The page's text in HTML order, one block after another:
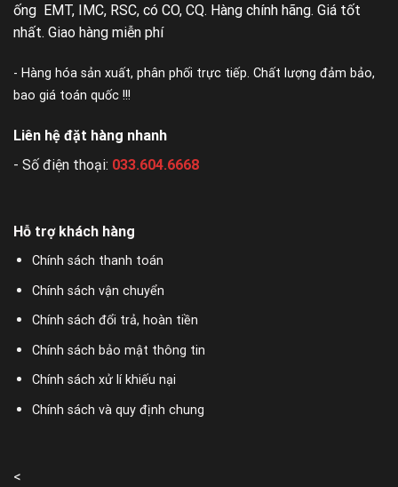
ống EMT, IMC, RSC, có CO, CQ. Hàng chính hãng. Giá tốt
nhất. Giao hàng miễn phí
- Hàng hóa sản xuất, phân phối trực tiếp. Chất lượng đảm bảo,
bao giá toán quốc !!!
Liên hệ đặt hàng nhanh
- Số điện thoại: 033.604.6668
Hỗ trợ khách hàng
Chính sách thanh toán
Chính sách vận chuyển
Chính sách đổi trả, hoàn tiền
Chính sách bảo mật thông tin
Chính sách xử lí khiếu nại
Chính sách và quy định chung
<